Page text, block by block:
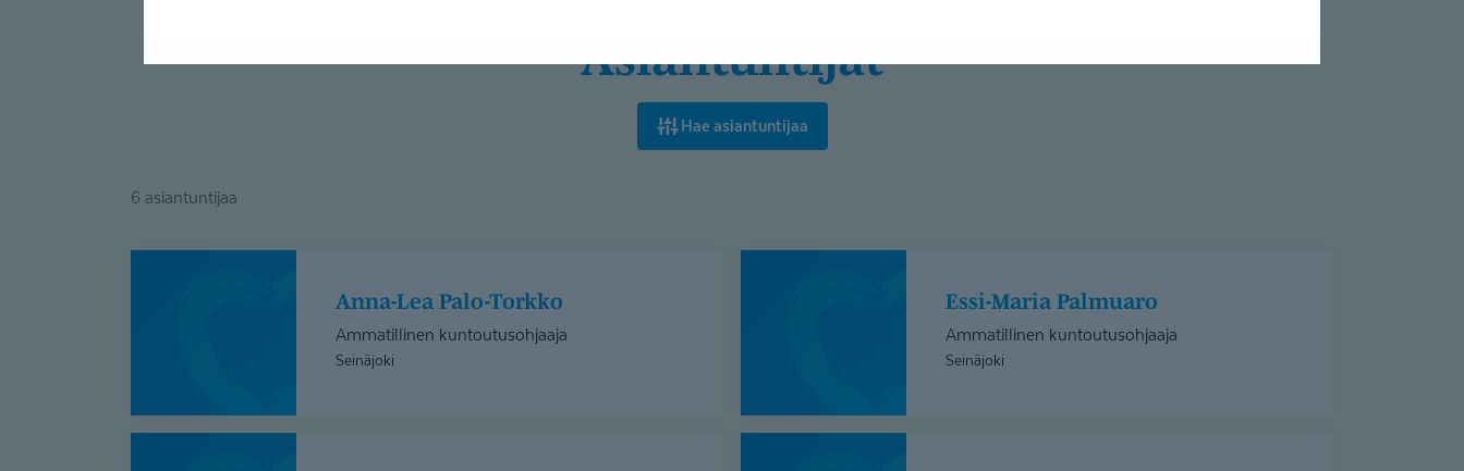
Asiantuntijat
Hae asiantuntijaa
6 asiantuntijaa
Anna-Lea Palo-Torkko
Ammatillinen kuntoutusohjaaja
Seinäjoki
Essi-Maria Palmuaro
Ammatillinen kuntoutusohjaaja
Seinäjoki